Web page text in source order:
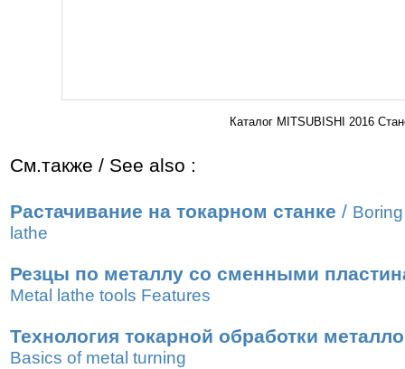
Каталог MITSUBISHI 2016
См.также / See also :
Растачивание на токарном станке /
lathe
Резцы по металлу со сменными
Metal lathe tools Features
Технология токарной обработки
Basics of metal turning